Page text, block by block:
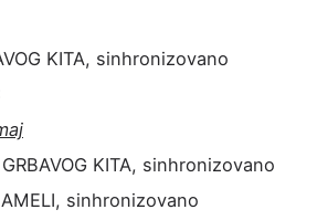
KITA, sinhronizovano
KITA, sinhronizovano
sinhronizovano